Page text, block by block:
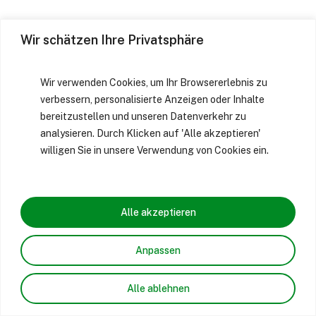
Wir schätzen Ihre Privatsphäre
Wir verwenden Cookies, um Ihr Browsererlebnis zu
verbessern, personalisierte Anzeigen oder Inhalte
bereitzustellen und unseren Datenverkehr zu
analysieren. Durch Klicken auf 'Alle akzeptieren'
willigen Sie in unsere Verwendung von Cookies ein.
Anpassen
Alle ablehnen
Alle akzeptieren